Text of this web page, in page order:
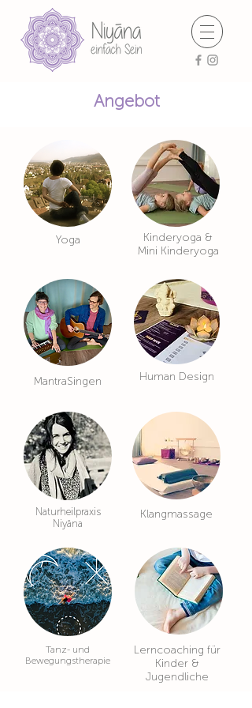
Angebot
Yoga
Kinderyoga &
Mini Kinderyoga
MantraSingen Human Design
Naturheilpraxis
Niyāna
Klangmassage
Tanz- und
Bewegungstherapie
Lerncoaching für
Kinder &
Jugendliche